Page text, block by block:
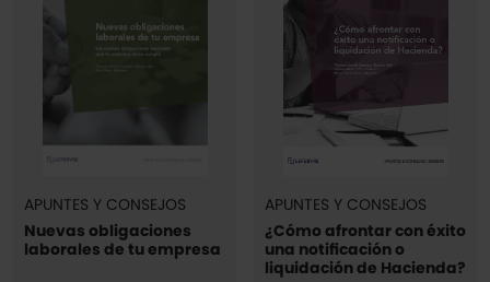
APUNTES Y CONSEJOS
Nuevas obligaciones
laborales de tu empresa
APUNTES Y CONSEJOS
¿Cómo afrontar con éxito
una notificación o
liquidación de Hacienda?